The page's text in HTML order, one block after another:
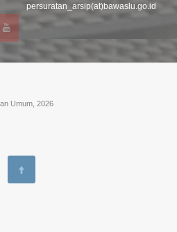
persuratan_arsip(at)bawaslu.go.id
Umum, 2026